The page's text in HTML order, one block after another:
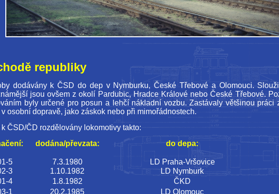
republiky
dodávány k ČSD do dep v Nymburku, České Třebové a Olomouci.
jsou ovšem z okolí Pardubic, Hradce Králové nebo České Třebové.
byly určené pro posun a lehčí nákladní vozbu. Zastávaly většinou
osobní dopravě, jako záskok nebo při mimořádnostech.
ČSD/ČD rozdělovány lokomotivy takto:
dodána/převzata: do depa:
5 7.3.1980
LD Praha-Vršovice
3 1.10.1982
LD Nymburk
4 1.8.1982 ČKD
1 20.2.1985
LD Olomouc